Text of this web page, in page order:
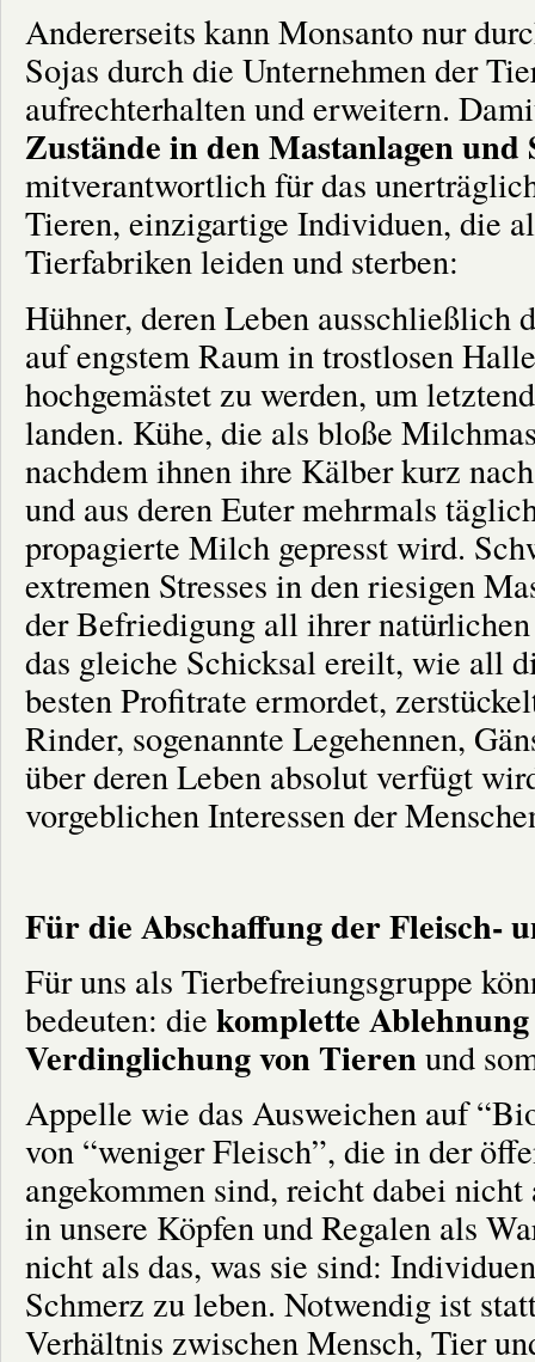
Andererseits kann Monsanto nur
Sojas durch die Unternehmen der
aufrechterhalten und erweitern.
Zustände in den Mastanlagen und
mitverantwortlich für das
Tieren, einzigartige Individuen, die
Tierfabriken leiden und sterben:
Hühner, deren Leben ausschließlich
auf engstem Raum in trostlosen
hochgemästet zu werden, um
landen. Kühe, die als bloße
nachdem ihnen ihre Kälber kurz
und aus deren Euter mehrmals
propagierte Milch gepresst wird.
extremen Stresses in den riesigen
der Befriedigung all ihrer
das gleiche Schicksal ereilt, wie all
besten Profitrate ermordet,
Rinder, sogenannte Legehennen,
über deren Leben absolut verfügt
vorgeblichen Interessen der
Für die Abschaffung der Fleisch-
Für uns als Tierbefreiungsgruppe
bedeuten: die komplette
Verdinglichung von Tierenund
Appelle wie das Ausweichen auf
von “weniger Fleisch”, die in der
angekommen sind, reicht dabei
in unsere Köpfen und Regalen als
nicht als das, was sie sind:
Schmerz zu leben. Notwendig ist
Verhältnis zwischen Mensch, Tier